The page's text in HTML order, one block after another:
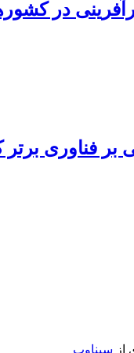
در
بر فناوری
از سیناوب